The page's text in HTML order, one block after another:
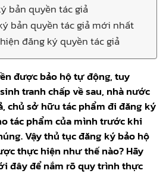
bản quyền tác giả
bản quyền tác giả mới nhất
đăng ký quyền tác giả
được bảo hộ tự động, tuy
tranh chấp về sau, nhà nước
chủ sở hữu tác phẩm đi đăng ký
tác phẩm của mình trước khi
Vậy thủ tục đăng ký bảo hộ
thực hiện như thế nào? Hãy
đây để nắm rõ quy trình thực